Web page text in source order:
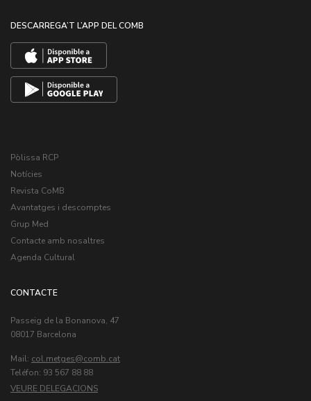
DESCARREGA’T L’APP DEL COMB
Pòlissa RCP
Notícies
Revista CoMB
Avantatges i descomptes
Grup Med
Contacte amb nosaltres
Agenda Cultural
CONTACTE
Passeig de la Bonanova, 47
08017 Barcelona
Mail: col.metges
Teléfon: 93 567 88 88
VEURE DELEGACIONS